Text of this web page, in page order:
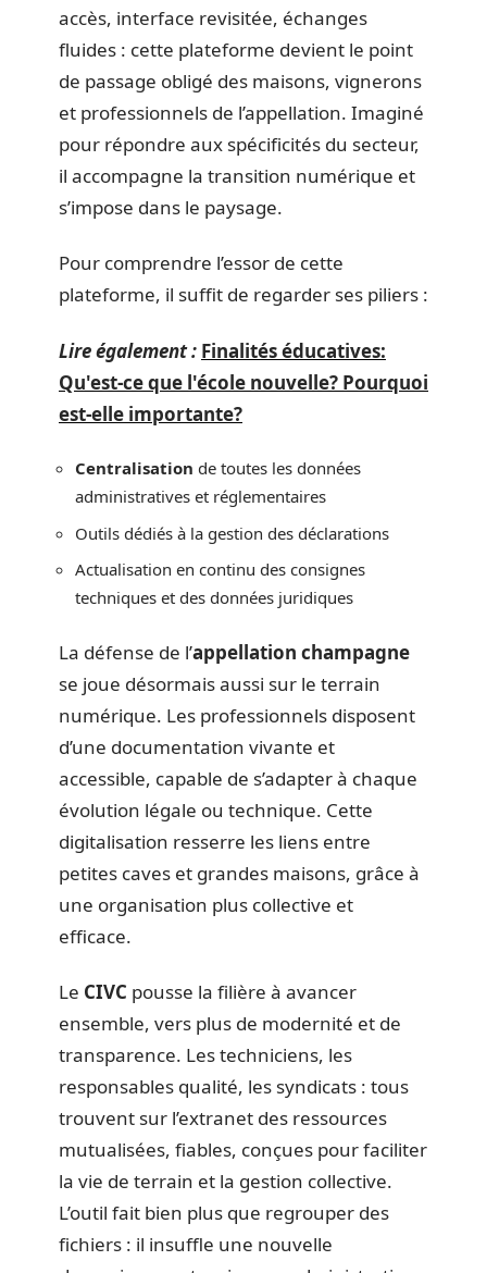
accès, interface revisitée, échanges
fluides : cette plateforme devient le point
de passage obligé des maisons, vignerons
et professionnels de l’appellation. Imaginé
pour répondre aux spécificités du secteur,
il accompagne la transition numérique et
s’impose dans le paysage.
Pour comprendre l’essor de cette
plateforme, il suffit de regarder ses piliers :
Lire également : Finalités éducatives:
Qu'est-ce que l'école nouvelle? Pourquoi
est-elle importante?
Centralisation de toutes les données
administratives et réglementaires
Outils dédiés à la gestion des déclarations
Actualisation en continu des consignes
techniques et des données juridiques
La défense de l’appellation champagne
se joue désormais aussi sur le terrain
numérique. Les professionnels disposent
d’une documentation vivante et
accessible, capable de s’adapter à chaque
évolution légale ou technique. Cette
digitalisation resserre les liens entre
petites caves et grandes maisons, grâce à
une organisation plus collective et
efficace.
Le CIVC pousse la filière à avancer
ensemble, vers plus de modernité et de
transparence. Les techniciens, les
responsables qualité, les syndicats : tous
trouvent sur l’extranet des ressources
mutualisées, fiables, conçues pour faciliter
la vie de terrain et la gestion collective.
L’outil fait bien plus que regrouper des
fichiers : il insuffle une nouvelle